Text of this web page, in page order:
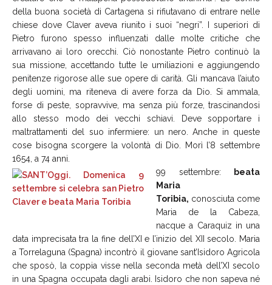
della buona società di Cartagena si rifiutavano di entrare nelle
chiese dove Claver aveva riunito i suoi “negri”. I superiori di
Pietro furono spesso influenzati dalle molte critiche che
arrivavano ai loro orecchi. Ciò nonostante Pietro continuò la
sua missione, accettando tutte le umiliazioni e aggiungendo
penitenze rigorose alle sue opere di carità. Gli mancava l’aiuto
degli uomini, ma riteneva di avere forza da Dio. Si ammala,
forse di peste, sopravvive, ma senza più forze, trascinandosi
allo stesso modo dei vecchi schiavi. Deve sopportare i
maltrattamenti del suo infermiere: un nero. Anche in queste
cose bisogna scorgere la volontà di Dio. Morì l’8 settembre
1654, a 74 anni.
99 settembre: beata
Maria
Toribia, conosciuta come
Maria de la Cabeza,
nacque a Caraquiz in una
data imprecisata tra la fine dell’XI e l’inizio del XII secolo. Maria
a Torrelaguna (Spagna) incontrò il giovane sant’Isidoro Agricola
che sposò, la coppia visse nella seconda metà dell’XI secolo
in una Spagna occupata dagli arabi. Isidoro che non sapeva né